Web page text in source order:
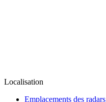
Localisation
Emplacements des radars